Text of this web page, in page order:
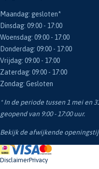
Maandag: gesloten*
Dinsdag: 09:00 - 17:00
Woensdag: 09:00 - 17:00
Donderdag: 09:00 - 17:00
Vrijdag: 09:00 - 17:00
Zaterdag: 09:00 - 17:00
Zondag: Gesloten
* In de periode tussen 1 mei en
geopend van 9:00 - 17:00 uur.
Bekijk de afwijkende
DisclaimerPrivacy